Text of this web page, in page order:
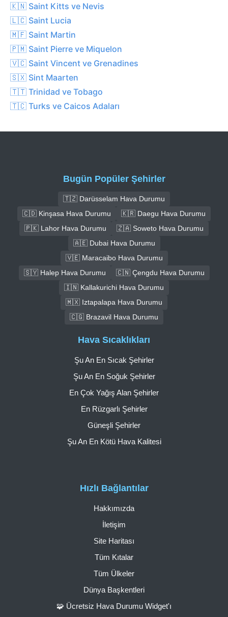
🇰🇳 Saint Kitts ve Nevis
🇱🇨 Saint Lucia
🇲🇫 Saint Martin
🇵🇲 Saint Pierre ve Miquelon
🇻🇨 Saint Vincent ve Grenadines
🇸🇽 Sint Maarten
🇹🇹 Trinidad ve Tobago
🇹🇨 Turks ve Caicos Adaları
Bugün Popüler Şehirler
🇹🇿 Darüsselam Hava Durumu
🇨🇩 Kinşasa Hava Durumu
🇰🇷 Daegu Hava Durumu
🇵🇰 Lahor Hava Durumu
🇿🇦 Soweto Hava Durumu
🇦🇪 Dubai Hava Durumu
🇻🇪 Maracaibo Hava Durumu
🇸🇾 Halep Hava Durumu
🇨🇳 Çengdu Hava Durumu
🇮🇳 Kallakurichi Hava Durumu
🇲🇽 Iztapalapa Hava Durumu
🇨🇬 Brazavil Hava Durumu
Hızlı Bağlantılar
Hakkımızda
İletişim
Site Haritası
Tüm Kıtalar
Tüm Ülkeler
Dünya Başkentleri
🧩 Ücretsiz Hava Durumu Widget'ı
Hava Sıcaklıkları
Şu An En Sıcak Şehirler
Şu An En Soğuk Şehirler
En Çok Yağış Alan Şehirler
En Rüzgarlı Şehirler
Güneşli Şehirler
Şu An En Kötü Hava Kalitesi